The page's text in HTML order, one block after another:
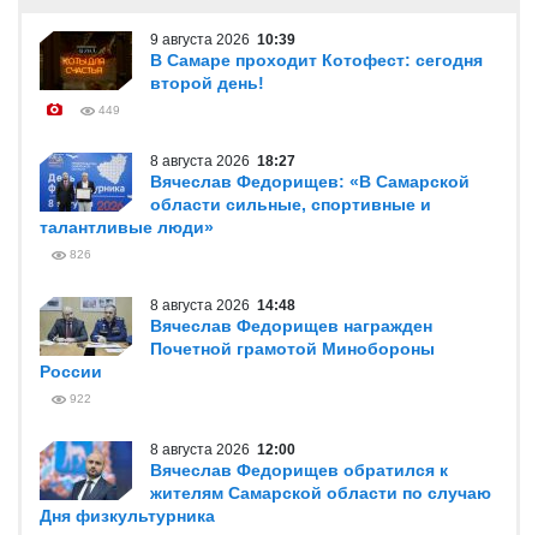
9 августа 2026 10:39
В Самаре проходит Котофест: сегодня
второй день!
449
8 августа 2026 18:27
Вячеслав Федорищев: «В Самарской
области сильные, спортивные и
талантливые люди»
826
8 августа 2026 14:48
Вячеслав Федорищев награжден
Почетной грамотой Минобороны
России
922
8 августа 2026 12:00
Вячеслав Федорищев обратился к
жителям Самарской области по случаю
Дня физкультурника